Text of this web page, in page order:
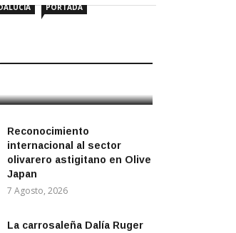
PORTADA
a ladrones
Reconocimiento
internacional al sector
olivarero astigitano en Olive
Japan
7 Agosto, 2026
La carrosaleña Dalía Ruger